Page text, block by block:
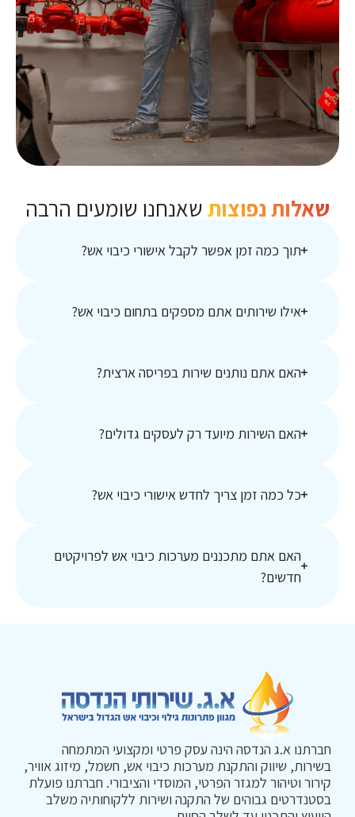
שאלות נפוצותשאנחנו שומעים הרבה
תוך כמה זמן אפשר לקבל אישורי כיבוי אש?
אילו שירותים אתם מספקים בתחום כיבוי אש?
האם אתם נותנים שירות בפריסה ארצית?
האם השירות מיועד רק לעסקים גדולים?
כל כמה זמן צריך לחדש אישורי כיבוי אש?
האם אתם מתכננים מערכות כיבוי אש לפרויקטים
חדשים?
חברתנו א.ג הנדסה הינה עסק פרטי ומקצועי המתמחה
בשירות, שיווק והתקנת מערכות כיבוי אש, חשמל, מיזוג אוויר,
קירור וטיהור למגזר הפרטי, המוסדי והציבורי. חברתנו פועלת
בסטנדרטים גבוהים של התקנה ושירות ללקוחותיה משלב